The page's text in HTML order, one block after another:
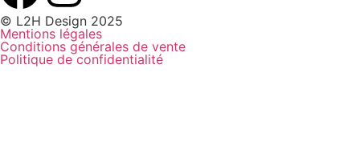
© L2H Design 2025
Mentions légales
Conditions générales de vente
Politique de confidentialité